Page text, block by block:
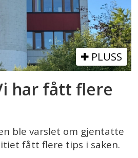
PLUSS
har fått flere
ble varslet om gjentatte
fått flere tips i saken.